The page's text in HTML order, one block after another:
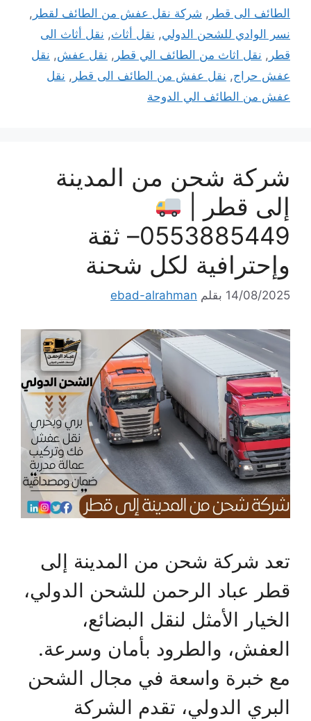
الطائف الى قطر , شركة نقل عفش من الطائف لقطر ,
نسر الوادي للشحن الدولي, نقل أثاث, نقل أثاث الى
قطر , نقل اثاث من الطائف الي قطر , نقل عفش, نقل
عفش حراج, نقل عفش من الطائف الى قطر , نقل
عفش من الطائف الي الدوحة
شركة شحن من المدينة
إلى قطر |
0553885449– ثقة
وإحترافية لكل شحنة
14/08/2025 بقلم ebad-alrahman
تعد شركة شحن من المدينة إلى
قطر عباد الرحمن للشحن الدولي،
الخيار الأمثل لنقل البضائع،
العفش، والطرود بأمان وسرعة.
مع خبرة واسعة في مجال الشحن
البري الدولي، تقدم الشركة